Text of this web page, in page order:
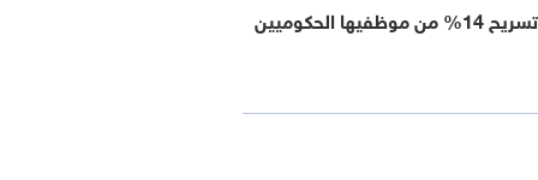
نيوزيلندا تعتزم تسريح 14% من موظفيها الحكوميين